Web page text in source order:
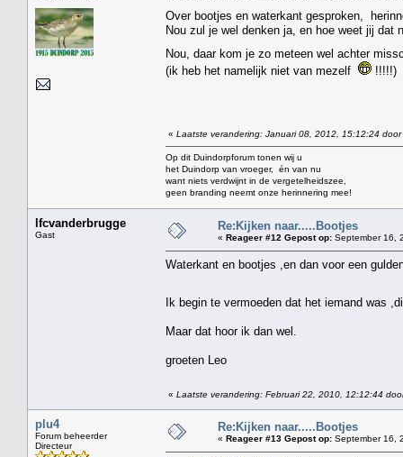
Over bootjes en waterkant gesproken,
Nou zul je wel denken ja, en hoe weet jij dat
Nou, daar kom je zo meteen wel achter
(ik heb het namelijk niet van mezelf
!!!!!)
« Laatste verandering: Januari 08, 2012, 15:12:24 door
Op dit Duindorpforum tonen wij u
het Duindorp van vroeger, én van nu
want niets verdwijnt in de vergetelheidszee,
geen branding neemt onze herinnering mee!
lfcvanderbrugge
Gast
Re:Kijken naar.....Bootjes
« Reageer #12 Gepost op: September 16,
Waterkant en bootjes ,en dan voor een
Ik begin te vermoeden dat het iemand was
Maar dat hoor ik dan wel.
groeten Leo
« Laatste verandering: Februari 22, 2010, 12:12:44
plu4
Forum beheerder
Directeur
Re:Kijken naar.....Bootjes
« Reageer #13 Gepost op: September 16,